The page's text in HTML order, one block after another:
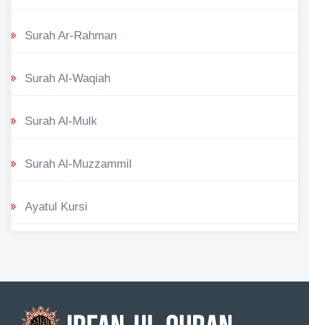
Surah Ar-Rahman
Surah Al-Waqiah
Surah Al-Mulk
Surah Al-Muzzammil
Ayatul Kursi